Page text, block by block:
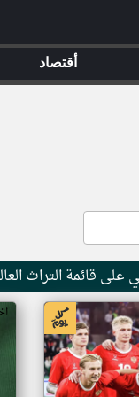
قائمة التراث
أقتصاد